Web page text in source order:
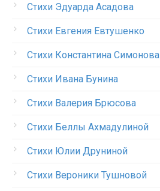
Стихи Эдуарда Асадова
Стихи Евгения Евтушенко
Стихи Константина Симонова
Стихи Ивана Бунина
Стихи Валерия Брюсова
Стихи Беллы Ахмадулиной
Стихи Юлии Друниной
Стихи Вероники Тушновой